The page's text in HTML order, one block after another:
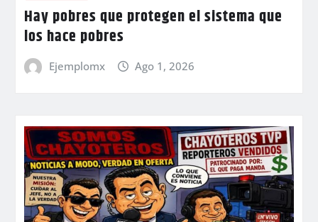
Hay pobres que protegen el sistema que
los hace pobres
Ejemplomx Ago 1, 2026